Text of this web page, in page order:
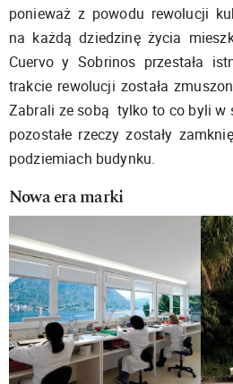
ponieważ z powodu rewolucji
na każdą dziedzinę życia
Cuervo y Sobrinos przestała
trakcie rewolucji została
Zabrali ze sobą tylko to co byli w
pozostałe rzeczy zostały
podziemiach budynku.
Nowa era marki